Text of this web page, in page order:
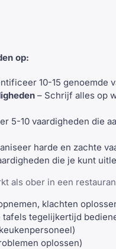
op:
10-15 genoemde
– Schrijf alles op
5-10 vaardigheden die
harde en zachte
die je kunt
als ober in een
klachten
tafels tegelijkertijd
oplossen)